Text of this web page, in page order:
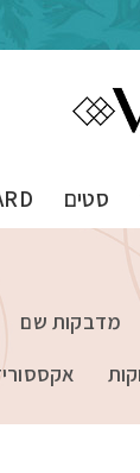
סטים
מדבקות שם